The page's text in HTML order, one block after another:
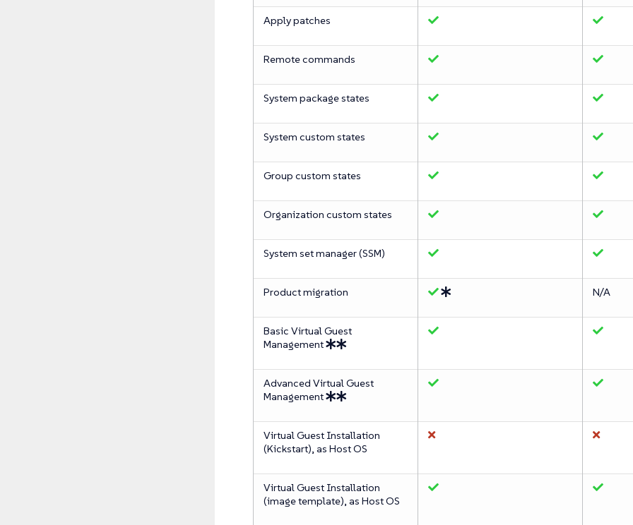
Apply patches
Remote commands
System package states
System custom states
Group custom states
Organization custom states
System set manager (SSM)
Product migration N/A
Basic Virtual Guest
Management
Advanced Virtual Guest
Management
Virtual Guest Installation
(Kickstart), as Host OS
Virtual Guest Installation
(image template), as Host OS